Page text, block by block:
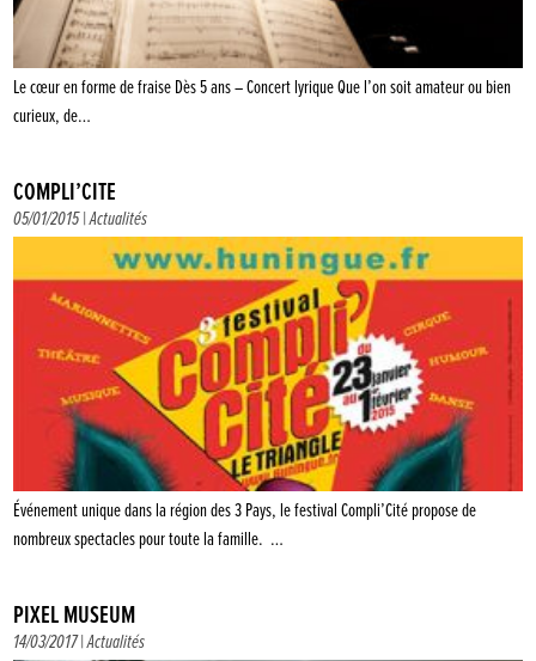
Le cœur en forme de fraise Dès 5 ans – Concert lyrique Que l’on soit amateur ou bien
curieux, de…
COMPLI’CITÉ
05/01/2015 |Actualités
Événement unique dans la région des 3 Pays, le festival Compli’Cité propose de
nombreux spectacles pour toute la famille. …
PIXEL MUSEUM
14/03/2017 |Actualités